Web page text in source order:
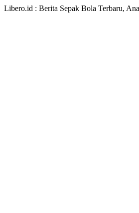
Libero.id : Berita Sepak Bola Terbaru,